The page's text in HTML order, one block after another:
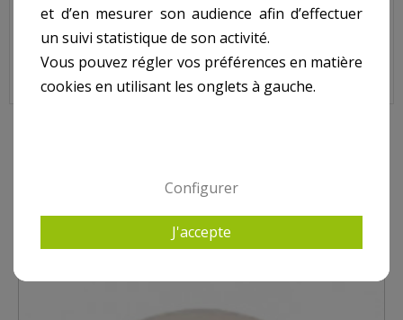
Jet Orientable Refoulement HAYWARD Ø12 mm, SP1419C
et d’en mesurer son audience afin d’effectuer
un suivi statistique de son activité.
Vous pouvez régler vos préférences en matière
cookies en utilisant les onglets à gauche.
Configurer
J'accepte